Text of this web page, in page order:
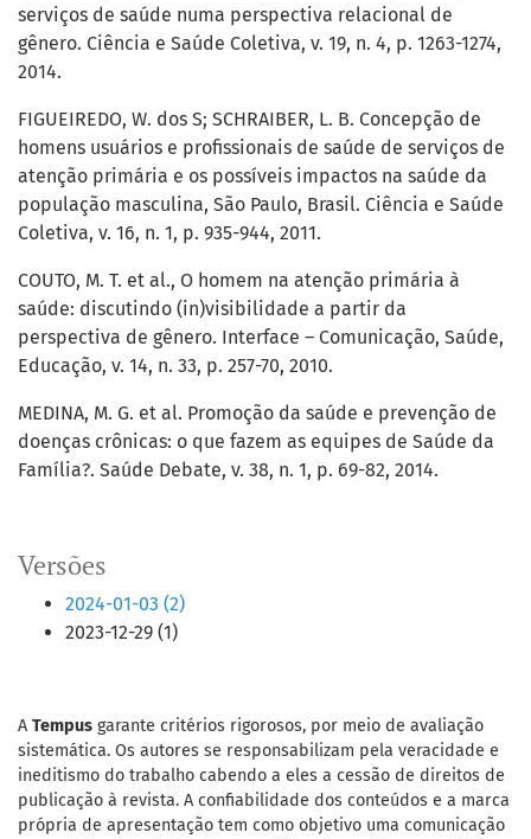
Versões
2024-01-03 (2)
2023-12-29 (1)
serviços de saúde numa perspectiva relacional de
gênero. Ciência e Saúde Coletiva, v. 19, n. 4, p. 1263-1274,
2014.
FIGUEIREDO, W. dos S; SCHRAIBER, L. B. Concepção de
homens usuários e profissionais de saúde de serviços de
atenção primária e os possíveis impactos na saúde da
população masculina, São Paulo, Brasil. Ciência e Saúde
Coletiva, v. 16, n. 1, p. 935-944, 2011.
COUTO, M. T. et al., O homem na atenção primária à
saúde: discutindo (in)visibilidade a partir da
perspectiva de gênero. Interface – Comunicação, Saúde,
Educação, v. 14, n. 33, p. 257-70, 2010.
MEDINA, M. G. et al. Promoção da saúde e prevenção de
doenças crônicas: o que fazem as equipes de Saúde da
Família?. Saúde Debate, v. 38, n. 1, p. 69-82, 2014.
A Tempus garante critérios rigorosos, por meio de avaliação
sistemática. Os autores se responsabilizam pela veracidade e
ineditismo do trabalho cabendo a eles a cessão de direitos de
publicação à revista. A confiabilidade dos conteúdos e a marca
própria de apresentação tem como objetivo uma comunicação